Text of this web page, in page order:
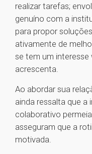
realizar tarefas;
genuíno com a
para propor
ativamente de
se tem um interesse
acrescenta.
Ao abordar sua
ainda ressalta que a
colaborativo
asseguram que a
motivada.